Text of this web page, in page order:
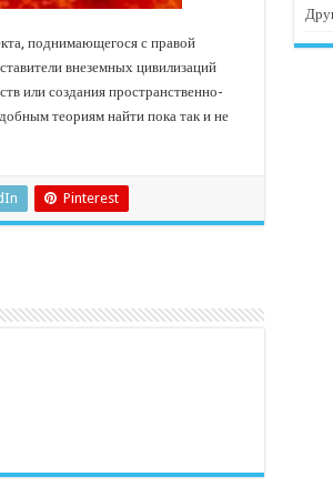
поднимающегося с правой
внеземных цивилизаций
или создания пространственно-
теориям найти пока так и не
Pinterest